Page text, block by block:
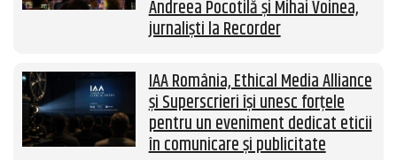
Andreea Pocotilă și Mihai Voinea,
jurnaliști la Recorder
IAA România, Ethical Media Alliance
și Superscrieri își unesc forțele
pentru un eveniment dedicat eticii
în comunicare și publicitate